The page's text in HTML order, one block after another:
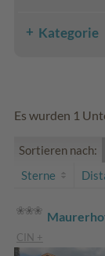
Kategorie
Es wurden 1
Sortieren nach:
Sterne
CIN +